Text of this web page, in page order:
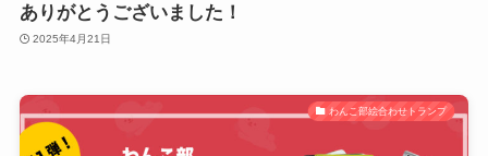
ありがとうございました！
2025年4月21日
わんこ部絵合わせトランプ